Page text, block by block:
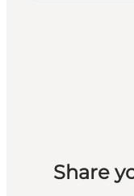
Share